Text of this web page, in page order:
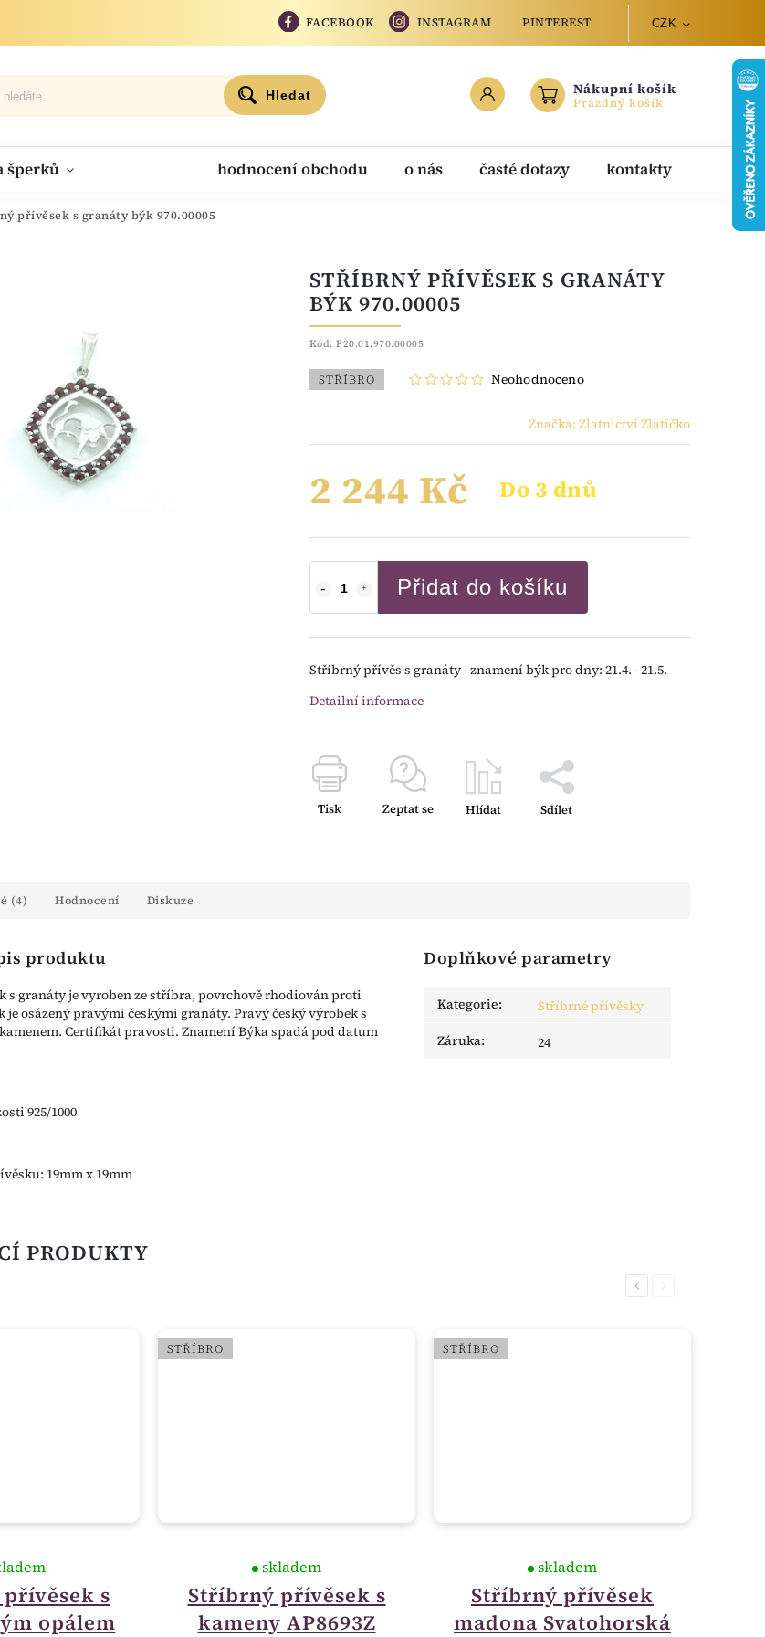
FACEBOOK INSTAGRAM PINTEREST CZK
Hledat Nákupní košík
Prázdný košík
šperků hodnocení obchodu o nás časté dotazy kontakty
přívěsek s granáty býk 970.00005
STŘÍBRNÝ PŘÍVĚSEK S GRANÁTY
BÝK 970.00005
Kód: P20.01.970.00005
STŘÍBRO Neohodnoceno
Značka: Zlatnictví Zlatíčko
2 244 Kč Do 3 dnů
Přidat do košíku
Stříbrný přívěs s granáty - znamení býk pro dny: 21.4. - 21.5.
Detailní informace
Tisk Zeptat se Hlídat Sdílet
(4) Hodnocení Diskuze
produktu
s granáty je vyroben ze stříbra, povrchově rhodiován proti
je osázený pravými českými granáty. Pravý český výrobek s
Certifikát pravosti. Znamení Býka spadá pod datum
925/1000
19mm x 19mm
Doplňkové parametry
Kategorie:
Stříbrné přívěsky
Záruka: 24
PRODUKTY
Previous
s
opálem
STŘÍBRO
Stříbrný přívěsek s
kameny AP8693Z
skladem
STŘÍBRO
Stříbrný přívěsek
madona Svatohorská
skladem
Next